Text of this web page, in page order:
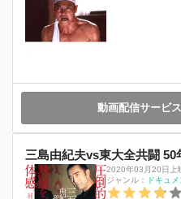
動画配信サービ
三島由紀夫vs東大全共闘 50
2020年03月20日上
ジャンル：
ドキュ